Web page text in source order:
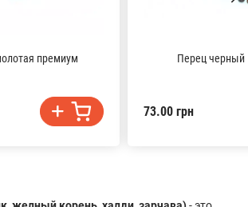
премиум Перец черный
73.00 грн